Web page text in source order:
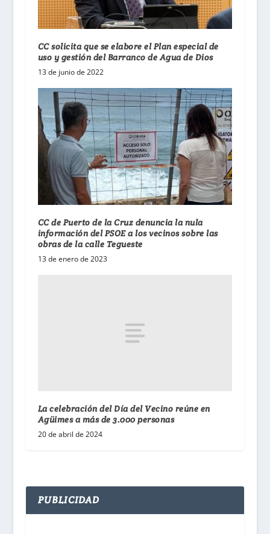
CC solicita que se elabore el Plan especial de
uso y gestión del Barranco de Agua de Dios
13 de junio de 2022
CC de Puerto de la Cruz denuncia la nula
información del PSOE a los vecinos sobre las
obras de la calle Tegueste
13 de enero de 2023
La celebración del Día del Vecino reúne en
Agüimes a más de 3.000 personas
20 de abril de 2024
PUBLICIDAD